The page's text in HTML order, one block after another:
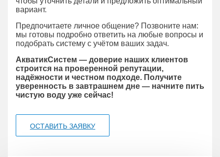
вариант.
Предпочитаете личное общение? Позвоните нам:
мы готовы подробно ответить на любые вопросы и
подобрать систему с учётом ваших задач.
АкватикСистем — доверие наших клиентов
строится на проверенной репутации,
надёжности и честном подходе. Получите
уверенность в завтрашнем дне — начните пить
чистую воду уже сейчас!
ОСТАВИТЬ ЗАЯВКУ